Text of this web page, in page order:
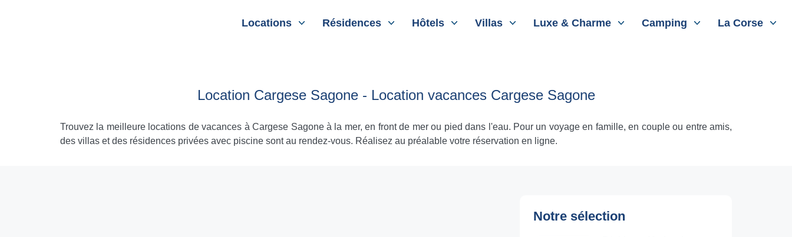
Locations Résidences Hôtels Villas Luxe & Charme Camping La Corse
Location Cargese Sagone - Location vacances Cargese Sagone
Trouvez la meilleure locations de vacances à Cargese Sagone à la mer, en front de mer ou pied dans l'eau. Pour un voyage en famille, en couple ou entre amis,
des villas et des résidences privées avec piscine sont au rendez-vous. Réalisez au préalable votre réservation en ligne.
Notre sélection